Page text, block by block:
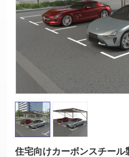
住宅向けカーボンスチール